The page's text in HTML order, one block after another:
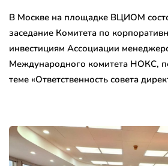
В Москве на площадке ВЦИОМ
заседание Комитета по
инвестициям Ассоциации
Международного комитета НОКС,
теме «Ответственность совета